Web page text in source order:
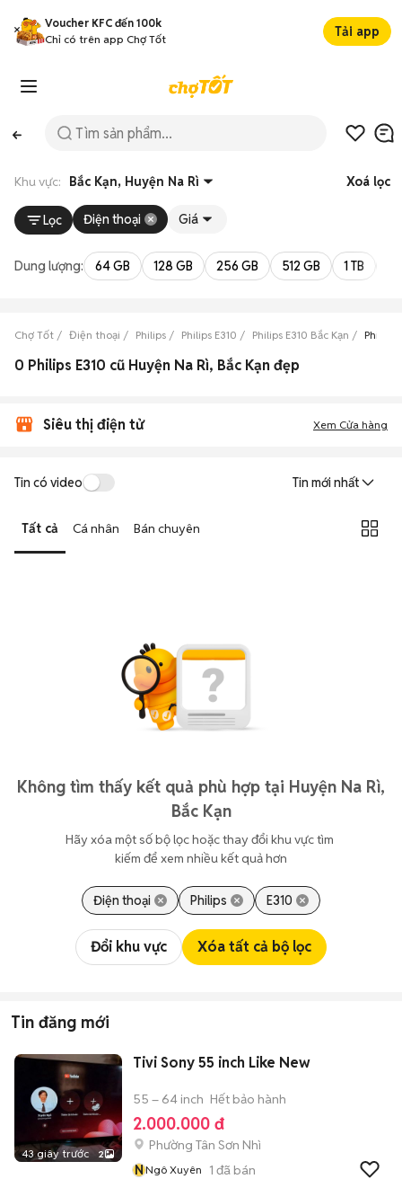
Voucher KFC đến 100k
Chỉ có trên app Chợ Tốt
Tải app
Khu vực: Bắc Kạn, Huyện Na Rì Xoá lọc
Lọc Điện thoại Giá
Dung lượng: 64 GB 128 GB 256 GB 512 GB 1 TB
Chợ Tốt Điện thoại Philips Philips E310 Philips E310 Bắc Kạn Philips
0 Philips E310 cũ Huyện Na Rì, Bắc Kạn đẹp
Siêu thị điện tử Xem Cửa hàng
Tin có video Tin mới nhất
Tất cả Cá nhân Bán chuyên
Không tìm thấy kết quả phù hợp tại Huyện Na Rì,
Bắc Kạn
Hãy xóa một số bộ lọc hoặc thay đổi khu vực tìm
kiếm để xem nhiều kết quả hơn
Điện thoại Philips E310
Đổi khu vực Xóa tất cả bộ lọc
Tin đăng mới
43 giây trước 2
Tivi Sony 55 inch Like New
55 – 64 inch Hết bảo hành
2.000.000 đ
Phường Tân Sơn Nhì
NNgô Xuyên 1 đã bán